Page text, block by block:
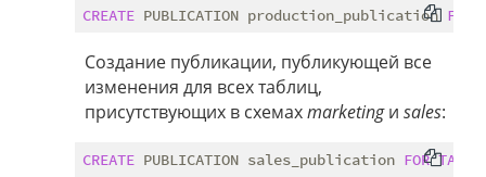
CREATE PUBLICATION production_publication FOR
Создание публикации, публикующей все
изменения для всех таблиц,
присутствующих в схемахmarketingи sales:
CREATE PUBLICATION sales_publication FOR